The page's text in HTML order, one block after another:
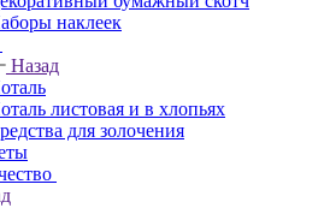
наклеек
Назад
листовая и в хлопьях
для золочения